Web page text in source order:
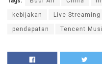
kebijakan Live Streaming
pendapatan Tencent